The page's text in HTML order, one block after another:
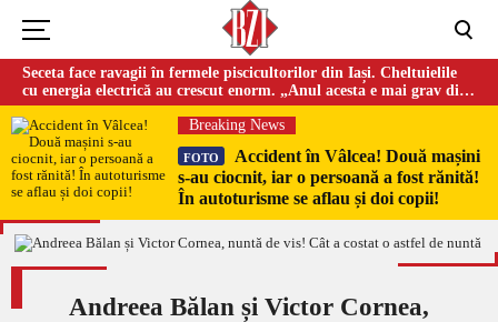
Seceta face ravagii în fermele piscicultorilor din Iași. Cheltuielile
cu energia electrică au crescut enorm. „Anul acesta e mai grav din
cauza temperaturilor foarte mari”
Breaking News
FOTO
Accident în Vâlcea! Două mașini
s-au ciocnit, iar o persoană a fost rănită!
În autoturisme se aflau și doi copii!
Andreea Bălan și Victor Cornea,